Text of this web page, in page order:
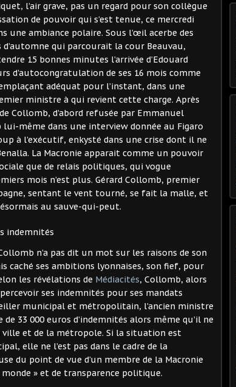
l’air grave, pas un regard pour son collègue
de pouvoir qui s’est tenue, ce mercredi
une ambiance polaire. Sous l’œil acerbe des
qui parcourait la cour Beauvau,
15 bonnes minutes l’arrivée d’Edouard
d’autocongratulation de ses 16 mois comme
adéquat pour l’instant, dans une
ministre à qui revient cette charge. Après
Collomb, d’abord refusée par Emmanuel
même dans une interview donnée au Figaro
à l’exécutif, enkysté dans une crise dont il ne
La Macronie apparait comme un pouvoir
que de relais politiques, qui vogue
mois n’est plus. Gérard Collomb, premier
sentant le vent tourné, se fait la malle, et
au sauve-qui-peut.
indemnités
n’a pas dit un mot sur les raisons de son
caché ses ambitions lyonnaises, son fief, pour
les révélations de Médiacités, Collomb, alors
ses indemnités pour ses mandats
municipal et métropolitain, l’ancien ministre
33 000 euros d’indemnités alors même qu’il ne
ville et de la métropole. Si la situation est
elle ne l’est pas dans le cadre de la
du point de vue d’un membre de la Macronie
» et de transparence politique.